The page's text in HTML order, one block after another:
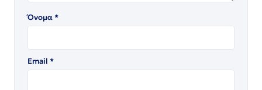
Όνομα*
Email *